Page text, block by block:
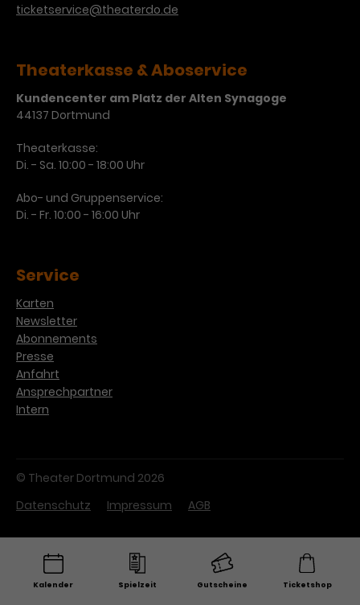
ticketservice@theaterdo.de
Theaterkasse & Aboservice
Kundencenter am Platz der Alten Synagoge
44137 Dortmund
Theaterkasse:
Di. - Sa. 10:00 - 18:00 Uhr
Abo- und Gruppenservice:
Di. - Fr. 10:00 - 16:00 Uhr
Service
Karten
Newsletter
Abonnements
Presse
Anfahrt
Ansprechpartner
Intern
© Theater Dortmund 2026
Datenschutz
Impressum AGB
Kalender Spielzeit Gutscheine Ticketshop